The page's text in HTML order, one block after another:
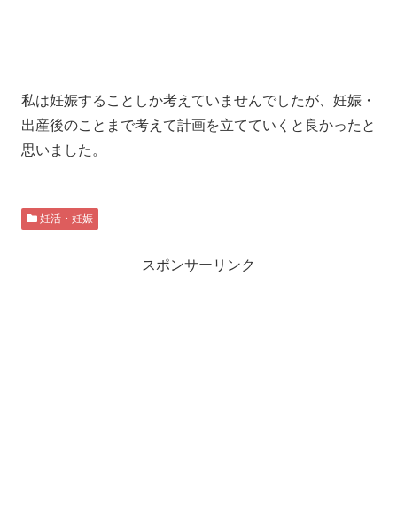
私は妊娠することしか考えていませんでしたが、妊娠・
出産後のことまで考えて計画を立てていくと良かったと
思いました。
妊活・妊娠
スポンサーリンク